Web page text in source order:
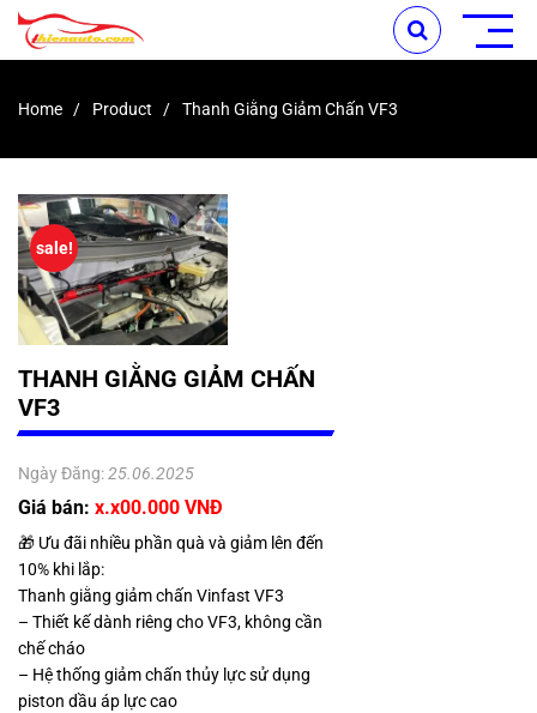
Home Product Thanh Giằng Giảm Chấn VF3
sale!
THANH GIẰNG GIẢM CHẤN
VF3
Ngày Đăng: 25.06.2025
Giá bán: x.x00.000 VNĐ
🎁 Ưu đãi nhiều phần quà và giảm lên đến
10% khi lắp:
Thanh giằng giảm chấn Vinfast VF3
– Thiết kế dành riêng cho VF3, không cần
chế cháo
– Hệ thống giảm chấn thủy lực sử dụng
piston dầu áp lực cao